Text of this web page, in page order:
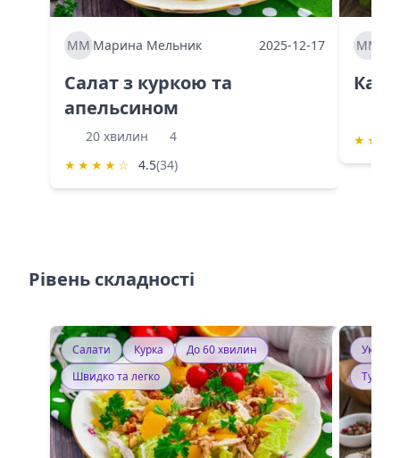
ММ Марина Мельник 2025-12-17
Салат з куркою та
апельсином
20 хвилин
4
★ ★ ★ ★ ☆ 4.5(34)
ММ
★ ★
Рівень складності
Салати Курка
До 60 хвилин
Швидко та легко